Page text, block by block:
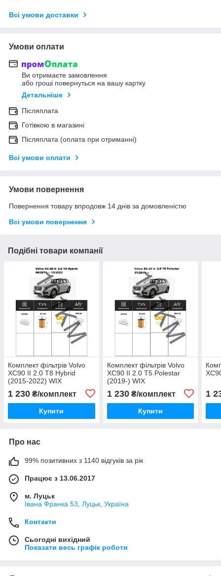
Всі умови доставки
Умови оплати
Ви отримаєте замовлення
або гроші повернуться на вашу картку
Детальніше
Післяплата
Готівкою в магазині
Післяплата (оплата при отриманні)
Всі умови оплати
Умови повернення
Повернення товару впродовж 14 днів за домовленістю
Всі умови повернення
Подібні товари компанії
Комплект фільтрів Volvo
XC90 II 2.0 T8 Hybrid
(2015-2022) WIX
1 230 ₴/комплект
Купити
Комплект фільтрів Volvo
XC90 II 2.0 T5 Polestar
(2019-) WIX
1 230₴/комплект
Купити
1
Про нас
99% позитивних з 1140 відгуків за рік
Працює з 13.06.2017
м. Луцьк
Івана Франка 53, Луцьк, Україна
Контакти
Сьогодні вихідний
Показати весь графік роботи